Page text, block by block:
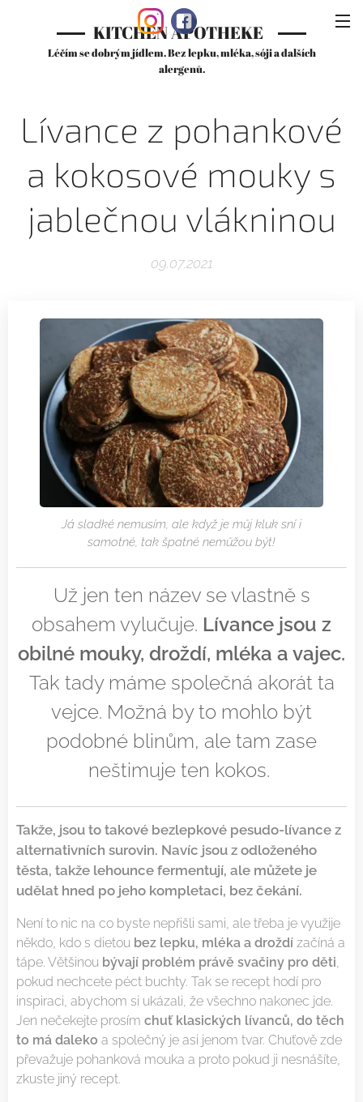
KITCHEN APOTHEKE
Léčím se dobrým jídlem. Bez lepku, mléka, sóji a dalších
alergenů.
Lívance z pohankové
a kokosové mouky s
jablečnou vlákninou
09.07.2021
Já sladké nemusím, ale když je můj kluk sní i
samotné, tak špatné nemůžou být!
Už jen ten název se vlastně s
obsahem vylučuje. Lívance jsou z
obilné mouky, droždí, mléka a vajec.
Tak tady máme společná akorát ta
vejce. Možná by to mohlo být
podobné blinům, ale tam zase
neštimuje ten kokos.
Takže, jsou to takové bezlepkové pesudo-lívance z
alternativních surovin. Navíc jsou z odloženého
těsta, takže lehounce fermentují, ale můžete je
udělat hned po jeho kompletaci, bez čekání.
Není to nic na co byste nepřišli sami, ale třeba je využije
někdo, kdo s dietou bez lepku, mléka a droždí začíná a
tápe. Většinou bývají problém právě svačiny pro děti,
pokud nechcete péct buchty. Tak se recept hodí pro
inspiraci, abychom si ukázali, že všechno nakonec jde.
Jen nečekejte prosím chuť klasických lívanců, do těch
to má daleko a společný je asi jenom tvar. Chuťově zde
převažuje pohanková mouka a proto pokud ji nesnášíte,
zkuste jiný recept.